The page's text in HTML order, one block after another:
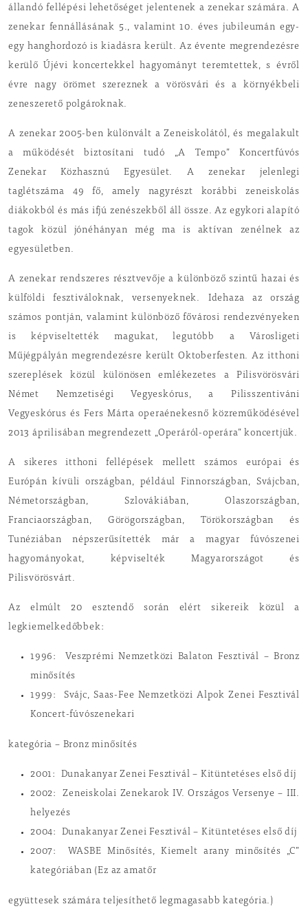
állandó fellépési lehetőséget jelentenek a zenekar számára. A
zenekar fennállásának 5., valamint 10. éves jubileumán egy-
egy hanghordozó is kiadásra került. Az évente megrendezésre
kerülő Újévi koncertekkel hagyományt teremtettek, s évről
évre nagy örömet szereznek a vörösvári és a környékbeli
zeneszerető polgároknak.
A zenekar 2005-ben különvált a Zeneiskolától, és megalakult
a működését biztosítani tudó „A Tempo” Koncertfúvós
Zenekar Közhasznú Egyesület. A zenekar jelenlegi
taglétszáma 49 fő, amely nagyrészt korábbi zeneiskolás
diákokból és más ifjú zenészekből áll össze. Az egykori alapító
tagok közül jónéhányan még ma is aktívan zenélnek az
egyesületben.
A zenekar rendszeres résztvevője a különböző szintű hazai és
külföldi fesztiváloknak, versenyeknek. Idehaza az ország
számos pontján, valamint különböző fővárosi rendezvényeken
is képviseltették magukat, legutóbb a Városligeti
Műjégpályán megrendezésre került Oktoberfesten. Az itthoni
szereplések közül különösen emlékezetes a Pilisvörösvári
Német Nemzetiségi Vegyeskórus, a Pilisszentiváni
Vegyeskórus és Fers Márta operaénekesnő közreműködésével
2013 áprilisában megrendezett „Operáról-operára” koncertjük.
A sikeres itthoni fellépések mellett számos európai és
Európán kívüli országban, például Finnországban, Svájcban,
Németországban, Szlovákiában, Olaszországban,
Franciaországban, Görögországban, Törökországban és
Tunéziában népszerűsítették már a magyar fúvószenei
hagyományokat, képviselték Magyarországot és
Pilisvörösvárt.
Az elmúlt 20 esztendő során elért sikereik közül a
legkiemelkedőbbek:
1996: Veszprémi Nemzetközi Balaton Fesztivál – Bronz
minősítés
1999: Svájc, Saas-Fee Nemzetközi Alpok Zenei Fesztivál
Koncert-fúvószenekari
kategória – Bronz minősítés
2001: Dunakanyar Zenei Fesztivál – Kitüntetéses első díj
2002: Zeneiskolai Zenekarok IV. Országos Versenye – III.
helyezés
2004: Dunakanyar Zenei Fesztivál – Kitüntetéses első díj
2007: WASBE Minősítés, Kiemelt arany minősítés „C”
kategóriában (Ez az amatőr
együttesek számára teljesíthető legmagasabb kategória.)